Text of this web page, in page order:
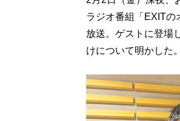
ラジオ番組「EXITの
放送。ゲストに登場
けについて明かした。